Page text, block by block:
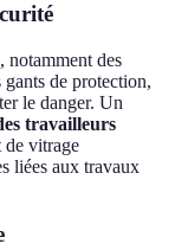
notamment des
de protection,
le danger. Un
travailleurs
de vitrage
liées aux travaux